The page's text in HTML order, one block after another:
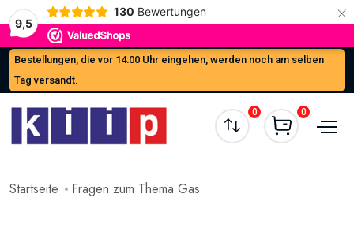
9,5
130 Bewertungen ×
Bestellungen, die vor 14:00 Uhr eingehen, werden noch am selben
Tag versandt.
0 0
Startseite Fragen zum Thema Gas